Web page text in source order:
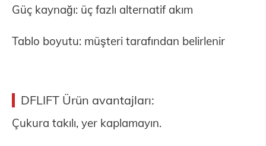
Güç kaynağı: üç fazlı alternatif akım
Tablo boyutu: müşteri tarafından belirlenir
DFLIFT Ürün avantajları:
Çukura takılı, yer kaplamayın.